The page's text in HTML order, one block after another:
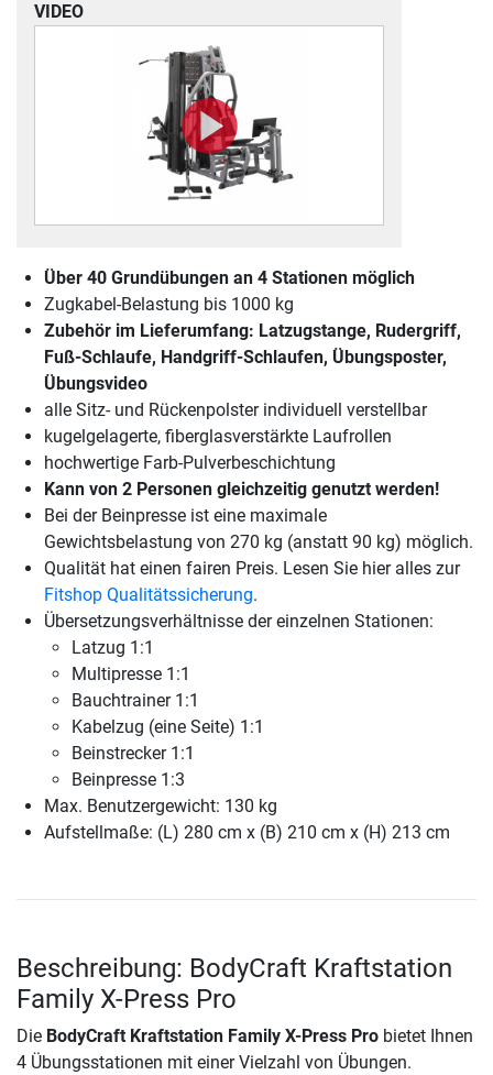
VIDEO
Über 40 Grundübungen an 4 Stationen möglich
Zugkabel-Belastung bis 1000 kg
Zubehör im Lieferumfang: Latzugstange, Rudergriff,
Fuß-Schlaufe, Handgriff-Schlaufen, Übungsposter,
Übungsvideo
alle Sitz- und Rückenpolster individuell verstellbar
kugelgelagerte, fiberglasverstärkte Laufrollen
hochwertige Farb-Pulverbeschichtung
Kann von 2 Personen gleichzeitig genutzt werden!
Bei der Beinpresse ist eine maximale
Gewichtsbelastung von 270 kg (anstatt 90 kg) möglich.
Qualität hat einen fairen Preis. Lesen Sie hier alles zur
Fitshop Qualitätssicherung.
Übersetzungsverhältnisse der einzelnen Stationen:
Latzug 1:1
Multipresse 1:1
Bauchtrainer 1:1
Kabelzug (eine Seite) 1:1
Beinstrecker 1:1
Beinpresse 1:3
Max. Benutzergewicht: 130 kg
Aufstellmaße: (L) 280 cm x (B) 210 cm x (H) 213 cm
Beschreibung: BodyCraft Kraftstation
Family X-Press Pro
Die BodyCraft Kraftstation Family X-Press Pro bietet Ihnen
4 Übungsstationen mit einer Vielzahl von Übungen.